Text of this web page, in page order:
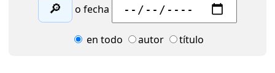
🔎 o fecha
en todo autor título